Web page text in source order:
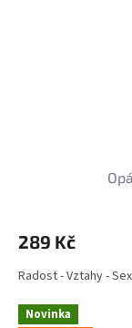
289 Kč
Radost - Vztahy -
Novinka